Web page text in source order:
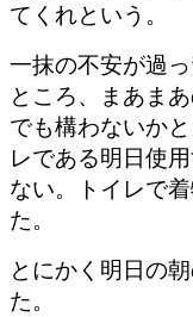
てくれという。
一抹の不安が過
ところ、まあま
でも構わないか
レである明日使
ない。トイレで
た。
とにかく明日の
た。